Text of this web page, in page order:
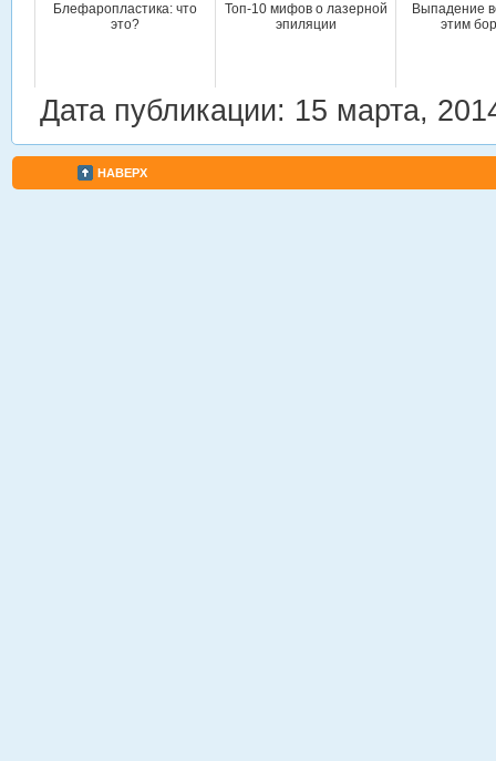
Блефаропластика: что
это?
Топ-10 мифов о лазерной
эпиляции
Выпадение
этим
Дата публикации: 15 марта,
НАВЕРХ